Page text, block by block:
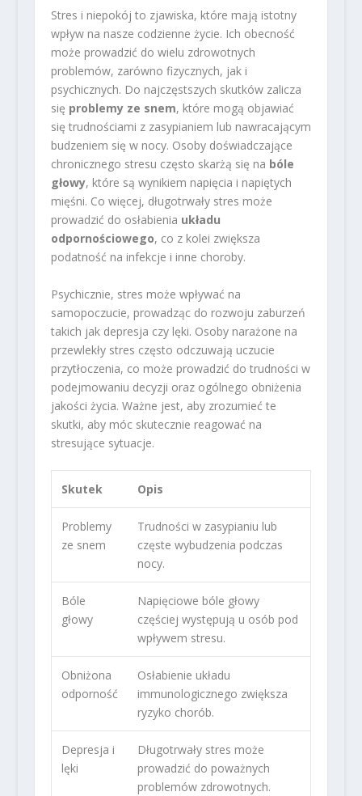
Stres i niepokój to zjawiska, które mają istotny
wpływ na nasze codzienne życie. Ich obecność
może prowadzić do wielu zdrowotnych
problemów, zarówno fizycznych, jak i
psychicznych. Do najczęstszych skutków zalicza
się problemy ze snem, które mogą objawiać
się trudnościami z zasypianiem lub nawracającym
budzeniem się w nocy. Osoby doświadczające
chronicznego stresu często skarżą się na bóle
głowy, które są wynikiem napięcia i napiętych
mięśni. Co więcej, długotrwały stres może
prowadzić do osłabienia układu
odpornościowego, co z kolei zwiększa
podatność na infekcje i inne choroby.
Psychicznie, stres może wpływać na
samopoczucie, prowadząc do rozwoju zaburzeń
takich jak depresja czy lęki. Osoby narażone na
przewlekły stres często odczuwają uczucie
przytłoczenia, co może prowadzić do trudności w
podejmowaniu decyzji oraz ogólnego obniżenia
jakości życia. Ważne jest, aby zrozumieć te
skutki, aby móc skutecznie reagować na
stresujące sytuacje.
Skutek Opis
Problemy
ze snem
Trudności w zasypianiu lub
częste wybudzenia podczas
nocy.
Bóle
głowy
Napięciowe bóle głowy
częściej występują u osób pod
wpływem stresu.
Obniżona
odporność
Osłabienie układu
immunologicznego zwiększa
ryzyko chorób.
Depresja i
lęki
Długotrwały stres może
prowadzić do poważnych
problemów zdrowotnych.